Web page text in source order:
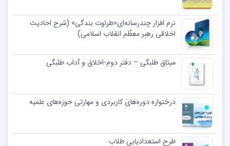
نرم افزار چندرسانه‌ای«طراوت بندگی» (شرح احادیث
اخلاقی رهبر معظّم انقلاب اسلامی)
میثاق طلبگی – دفتر دوم-اخلاق و آداب طلبگی
درختواره دوره‌های کاربردی و مهارتی حوزه‌های علمیه
طرح استعدادیابی طلاب